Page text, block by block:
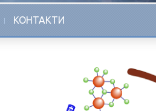
КОНТАКТИ